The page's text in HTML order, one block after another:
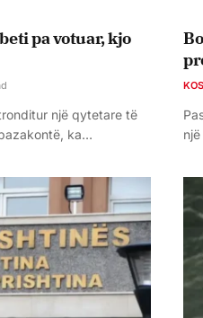
pa votuar, kjo
një qytetare të
ka…